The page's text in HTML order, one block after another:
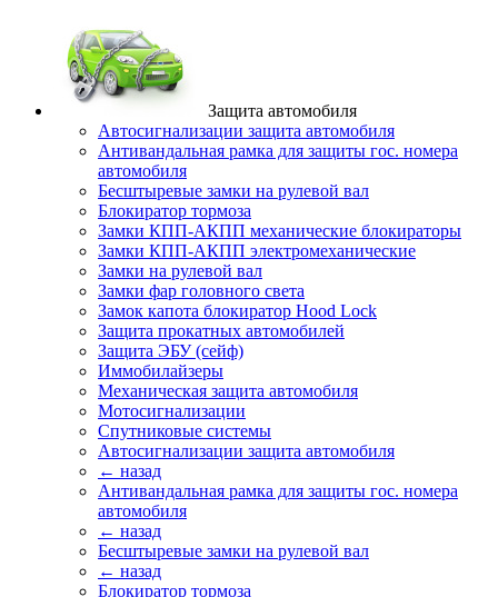
Защита автомобиля
Автосигнализации защита автомобиля
Антивандальная рамка для защиты гос. номера
автомобиля
Бесштыревые замки на рулевой вал
Блокиратор тормоза
Замки КПП-АКПП механические блокираторы
Замки КПП-АКПП электромеханические
Замки на рулевой вал
Замки фар головного света
Замок капота блокиратор Hood Lock
Защита прокатных автомобилей
Защита ЭБУ (сейф)
Иммобилайзеры
Механическая защита автомобиля
Мотосигнализации
Спутниковые системы
Автосигнализации защита автомобиля
← назад
Антивандальная рамка для защиты гос. номера
автомобиля
← назад
Бесштыревые замки на рулевой вал
← назад
Блокиратор тормоза